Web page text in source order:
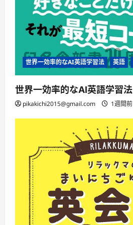
世界一効率的なAI英語学習法 英語
世界一効率的なAI英語学習法
pikakichi2015@gmail.com 1週間前